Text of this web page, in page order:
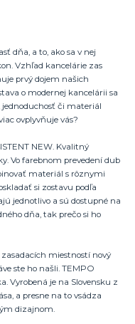
dňa, a to, ako sa v nej
Vzhľad kancelárie zas
prvý dojem našich
o modernej kancelárii sa
jednoduchosť či materiál
ovplyvňuje vás?
NEW. Kvalitný
Vo farebnom prevedení dub
materiál s rôznymi
si zostavu podľa
jednotlivo a sú dostupné na
dňa, tak prečo si ho
zasadacích miestností nový
ste ho našli. TEMPO
Vyrobená je na Slovensku z
a presne na to vsádza
dizajnom.